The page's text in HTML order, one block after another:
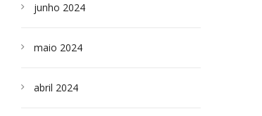
junho 2024
maio 2024
abril 2024